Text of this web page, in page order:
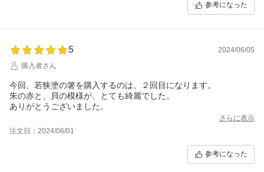
参考になった
5
2024/06/05
購入者さん
今回、若狭塗の箸を購入するのは、２回目になります。
朱の赤と、貝の模様が、とても綺麗でした。
ありがとうございました。
さらに表示
注文日：2024/06/01
参考になった